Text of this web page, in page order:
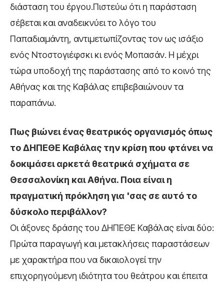
διάσταση του έργου.Πιστεύω ότι η παράσταση
σέβεται και αναδεικνύει το λόγο του
Παπαδιαμάντη, αντιμετωπίζοντας τον ως ισάξιο
ενός Ντοστογιέφσκι κι ενός Μοπασάν. Η μέχρι
τώρα υποδοχή της παράστασης από το κοινό της
Αθήνας και της Καβάλας επιβεβαιώνουν τα
παραπάνω.
Πως βιώνει ένας θεατρικός οργανισμός όπως
το ΔΗΠΕΘΕ Καβάλας την κρίση που φτάνει να
δοκιμάσει αρκετά θεατρικά σχήματα σε
Θεσσαλονίκη και Αθήνα. Ποια είναι η
πραγματική πρόκληση για 'σας σε αυτό το
δύσκολο περιβάλλον?
Οι άξονες δράσης του ΔΗΠΕΘΕ Καβάλας είναι δύο:
Πρώτα παραγωγή και μετακλήσεις παραστάσεων
με χαρακτήρα που να δικαιολογεί την
επιχορηγούμενη ιδιότητα του θεάτρου και έπειτα